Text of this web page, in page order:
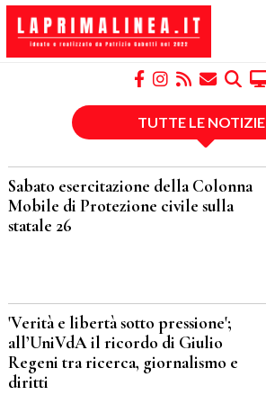
TUTTE LE NOTIZIE
Sabato esercitazione della Colonna
Mobile di Protezione civile sulla
statale 26
'Verità e libertà sotto pressione';
all’UniVdA il ricordo di Giulio
Regeni tra ricerca, giornalismo e
diritti